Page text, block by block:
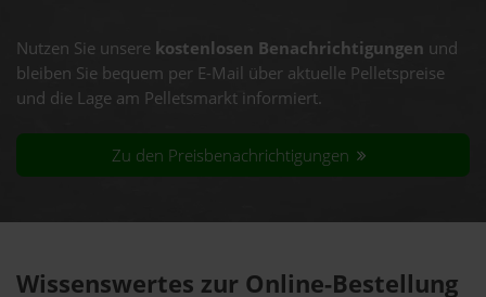
Nutzen Sie unsere kostenlosen Benachrichtigungen und
bleiben Sie bequem per E-Mail über aktuelle Pelletspreise
und die Lage am Pelletsmarkt informiert.
Zu den Preisbenachrichtigungen
Wissenswertes zur Online-Bestellung